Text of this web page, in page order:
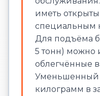
иметь
специальным
Для подъёма
5 тонн) можно
облегчённые
Уменьшенный
килограмм в